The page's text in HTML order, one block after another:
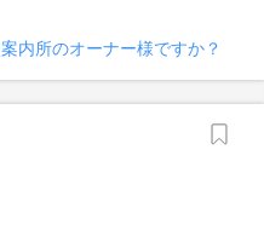
内所のオーナー様ですか？